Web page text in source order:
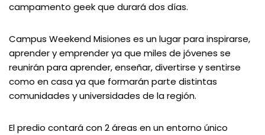
campamento geek que durará dos días.
Campus Weekend Misiones es un lugar para inspirarse,
aprender y emprender ya que miles de jóvenes se
reunirán para aprender, enseñar, divertirse y sentirse
como en casa ya que formarán parte distintas
comunidades y universidades de la región.
El predio contará con 2 áreas en un entorno único